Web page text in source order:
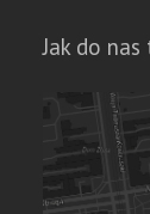
Jak do nas